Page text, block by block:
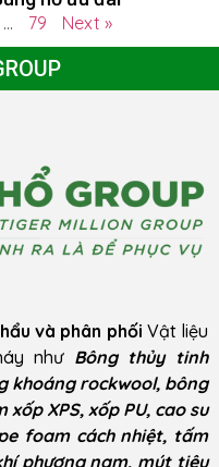
… 79 Next »
và phân phối Vật liệu
như Bông thủy tinh
khoáng rockwool, bông
XPS, xốp PU, cao su
foam cách nhiệt, tấm
phương nam, mút tiêu